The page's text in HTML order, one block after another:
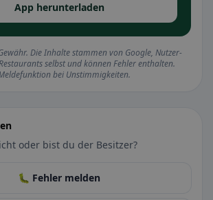
App herunterladen
Die Inhalte stammen von Google, Nutzer-
selbst und können Fehler enthalten.
bei Unstimmigkeiten.
oder bist du der Besitzer?
🐛 Fehler melden